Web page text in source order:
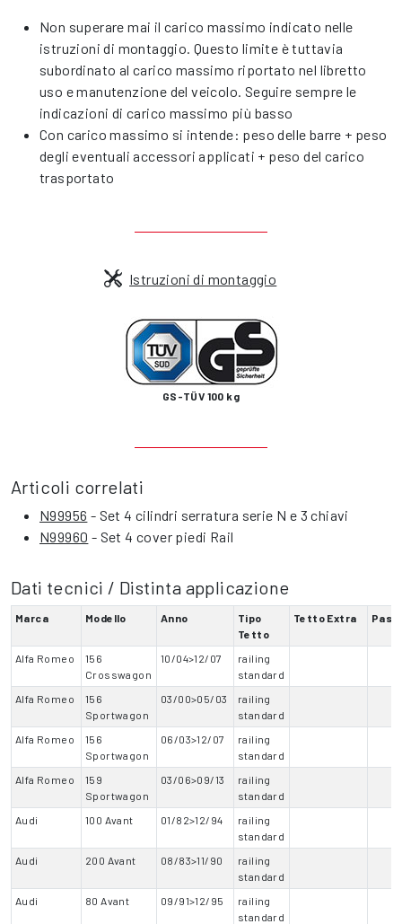
Non superare mai il carico massimo indicato nelle
istruzioni di montaggio. Questo limite è tuttavia
subordinato al carico massimo riportato nel libretto
uso e manutenzione del veicolo. Seguire sempre le
indicazioni di carico massimo più basso
Con carico massimo si intende: peso delle barre + peso
degli eventuali accessori applicati + peso del carico
trasportato
Istruzioni di montaggio
GS-TÜV 100 kg
Articoli correlati
N99956 - Set 4 cilindri serratura serie N e 3 chiavi
N99960 - Set 4 cover piedi Rail
Dati tecnici / Distinta applicazione
Marca Modello Anno
Tipo
Tetto
Tetto Extra
Alfa Romeo
156
Crosswagon
10/04>12/07
railing
standard
Alfa Romeo
156
Sportwagon
03/00>05/03
railing
standard
Alfa Romeo
156
Sportwagon
06/03>12/07
railing
standard
Alfa Romeo
159
Sportwagon
03/06>09/13
railing
standard
Audi
100 Avant 01/82>12/94
railing
standard
Audi
200 Avant 08/83>11/90
railing
standard
Audi
80 Avant 09/91>12/95
railing
standard